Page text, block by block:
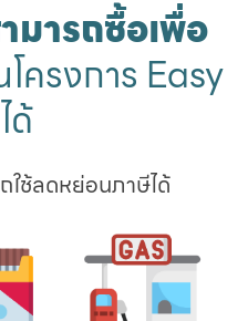
มารถซื้อเพื่อ
โครงการ Easy
ด้
ใช้ลดหย่อนภาษีได้